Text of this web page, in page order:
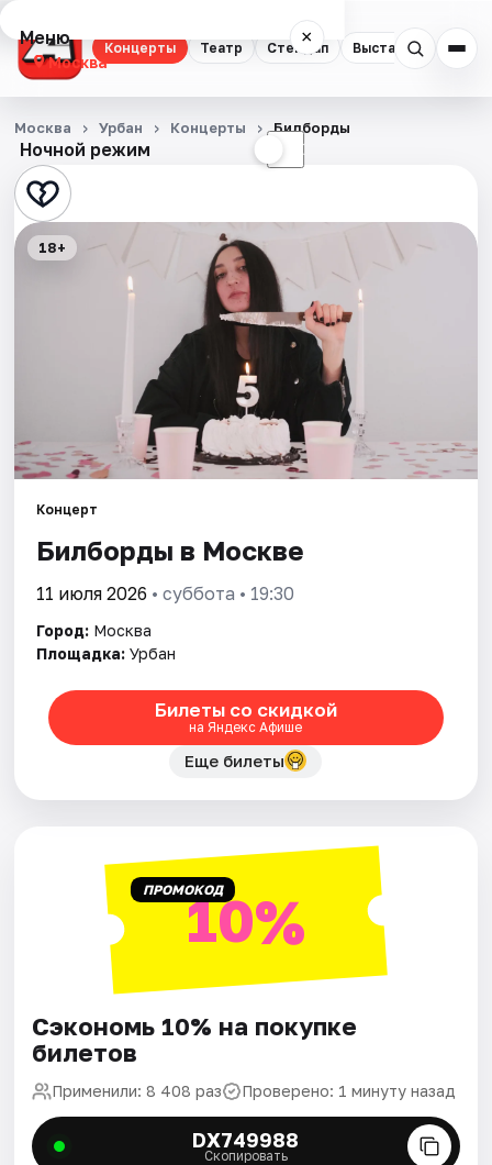
Концерты Театр Стендап Выставки
Меню ×
Москва
Концерты
Театр
Стендап
События
Города
Площадки
Артисты
Рейтинги
Ночной режим ☾
Москва Урбан Концерты Билборды
18+
Концерт
Билборды в Москве
11 июля 2026 • суббота • 19:30
Город: Москва
Площадка: Урбан
Билеты со скидкой
на Яндекс Афише
Еще билеты
ПРОМОКОД10%
Сэкономь 10% на покупке
билетов
Применили: 8 408 раз Проверено: 1 минуту назад
DX749988
Скопировать